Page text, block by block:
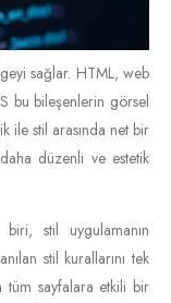
sağlar. HTML, web
bu bileşenlerin görsel
ile stil arasında net bir
düzenli ve estetik
biri, stil uygulamanın
stil kurallarını tek
tüm sayfalara etkili bir